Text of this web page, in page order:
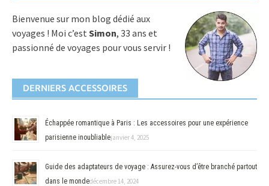
Bienvenue sur mon blog dédié aux
voyages ! Moi c’est Simon, 33 ans et
passionné de voyages pour vous servir !
DERNIERS ACCESSOIRES
Échappée romantique à Paris : Les accessoires pour une expérience
parisienne inoubliablejanvier 4, 2025
Guide des adaptateurs de voyage : Assurez-vous d’être branché partout
dans le mondedécembre 14, 2024